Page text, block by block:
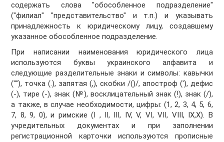
содержать слова "обособленное подразделение"
("филиал" "представительство" и т.п.) и указывать
принадлежность к юридическому лицу, создавшему
указанное обособленное подразделение.
При написании наименования юридического лица
используются буквы украинского алфавита и
следующие разделительные знаки и символы: кавычки
(""), точка (.), запятая (,), скобки /()/, апостроф ('), дефис
(-), тире (-), знак (№), восклицательный знак (!), знак (/),
а также, в случае необходимости, цифры: (1, 2, 3, 4, 5, 6,
7, 8, 9, 0), и римские (I , II, III, IV, V, VI, VII, VIII, IX,X). В
учредительных документах и при заполнении
регистрационной карточки используются прописные